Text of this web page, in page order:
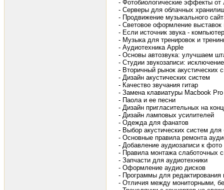
- Фотобиологические эффекты от
- Серверы для облачных
- Продвижение музыкального
- Световое оформление выставок
- Если источник звука - компьютер
- Музыка для тренировок и
- Аудиотехника Apple
- Основы автозвука: улучшаем
- Студии звукозаписи:
- Вторичный рынок акустических
- Дизайн акустических систем
- Качество звучания гитар
- Замена клавиатуры Macbook Pro
- Паола и ее песни
- Дизайн пригласительных на
- Дизайн ламповых усилителей
- Одежда для фанатов
- Выбор акустических систем
- Основные правила ремонта
- Добавление аудиозаписи к фото
- Правила монтажа слаботочных
- Запчасти для аудиотехники
- Оформление аудио дисков
- Программы для редактирования
- Отличия между мониторными,